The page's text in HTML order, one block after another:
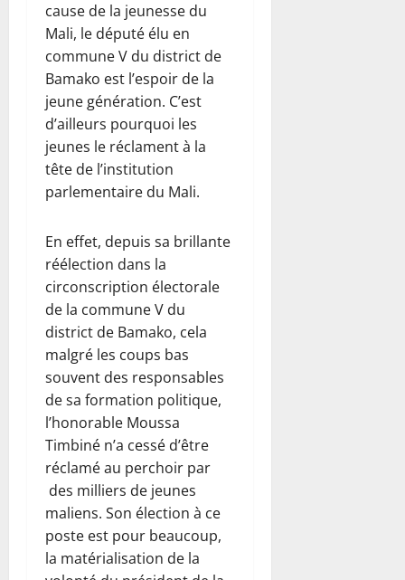
cause de la jeunesse du
Mali, le député élu en
commune V du district de
Bamako est l’espoir de la
jeune génération. C’est
d’ailleurs pourquoi les
jeunes le réclament à la
tête de l’institution
parlementaire du Mali.
En effet, depuis sa brillante
réélection dans la
circonscription électorale
de la commune V du
district de Bamako, cela
malgré les coups bas
souvent des responsables
de sa formation politique,
l’honorable Moussa
Timbiné n’a cessé d’être
réclamé au perchoir par
des milliers de jeunes
maliens. Son élection à ce
poste est pour beaucoup,
la matérialisation de la